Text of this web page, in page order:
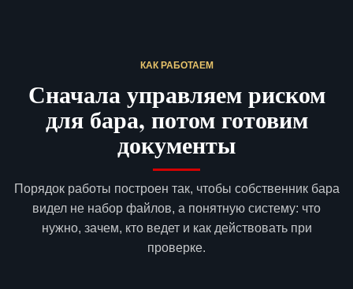
КАК РАБОТАЕМ
Сначала управляем риском
для бара, потом готовим
документы
Порядок работы построен так, чтобы собственник бара
видел не набор файлов, а понятную систему: что
нужно, зачем, кто ведет и как действовать при
проверке.